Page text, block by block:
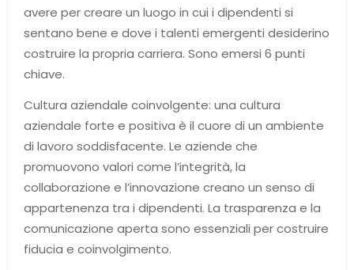
avere per creare un luogo in cui i dipendenti si
sentano bene e dove i talenti emergenti desiderino
costruire la propria carriera. Sono emersi 6 punti
chiave.
Cultura aziendale coinvolgente: una cultura
aziendale forte e positiva è il cuore di un ambiente
di lavoro soddisfacente. Le aziende che
promuovono valori come l’integrità, la
collaborazione e l’innovazione creano un senso di
appartenenza tra i dipendenti. La trasparenza e la
comunicazione aperta sono essenziali per costruire
fiducia e coinvolgimento.